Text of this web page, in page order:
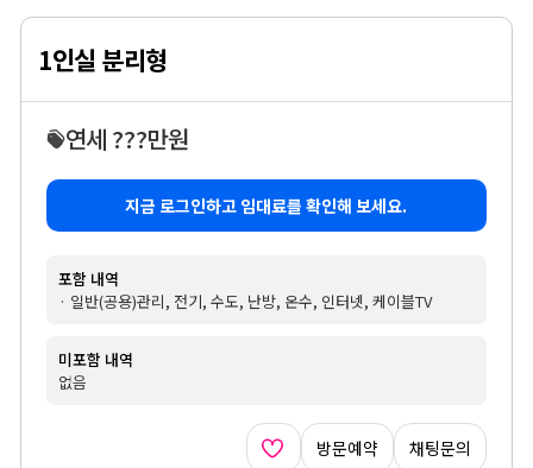
1인실 분리형
연세 ???만원
지금 로그인하고 임대료를 확인해 보세요.
포함 내역
· 일반(공용)관리, 전기, 수도, 난방, 온수, 인터넷, 케이블TV
미포함 내역
없음
방문예약 채팅문의